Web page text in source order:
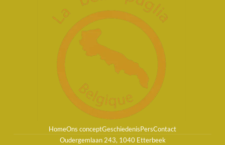
HomeOns conceptGeschiedenisPersContact
Oudergemlaan 243, 1040 Etterbeek